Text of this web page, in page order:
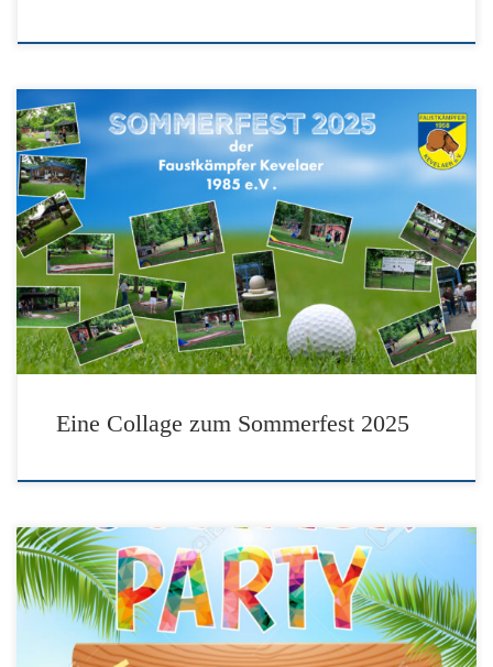
Hier noch die Sieger des Minigolf Turniers beim Sommerfest
2025
Eine Collage zum Sommerfest 2025